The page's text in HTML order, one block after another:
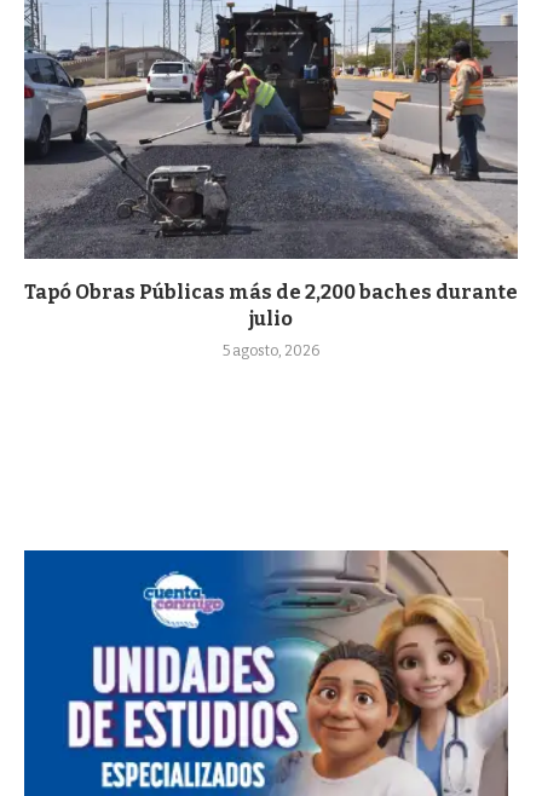
Tapó Obras Públicas más de 2,200 baches durante
julio
5 agosto, 2026